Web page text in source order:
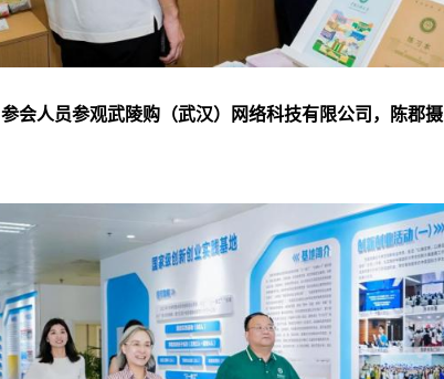
参会人员参观武陵购（武汉）网络科技有限公司，陈郡摄